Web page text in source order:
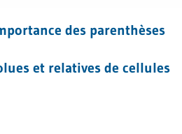
des parenthèses
et relatives de cellules